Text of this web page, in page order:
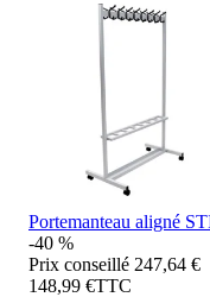
Portemanteau aligné
-40 %
Prix conseillé 247,64 €
148,99 €TTC